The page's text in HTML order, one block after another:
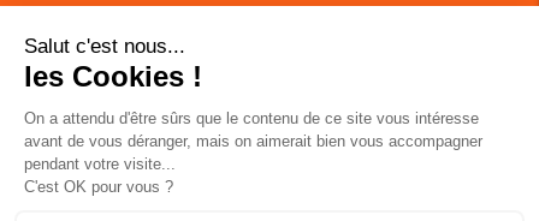
SUIVEZ-NOUS